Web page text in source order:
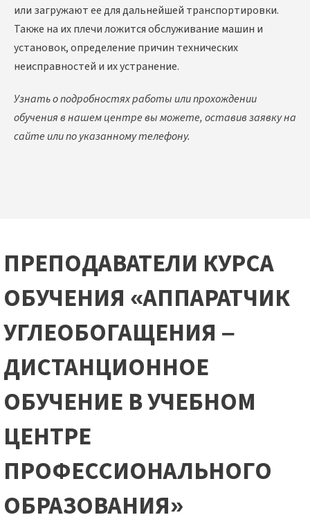
или загружают ее для дальнейшей транспортировки.
Также на их плечи ложится обслуживание машин и
установок, определение причин технических
неисправностей и их устранение.
Узнать о подробностях работы или прохождении
обучения в нашем центре вы можете, оставив заявку на
сайте или по указанному телефону.
ПРЕПОДАВАТЕЛИ КУРСА
ОБУЧЕНИЯ «АППАРАТЧИК
УГЛЕОБОГАЩЕНИЯ –
ДИСТАНЦИОННОЕ
ОБУЧЕНИЕ В УЧЕБНОМ
ЦЕНТРЕ
ПРОФЕССИОНАЛЬНОГО
ОБРАЗОВАНИЯ»